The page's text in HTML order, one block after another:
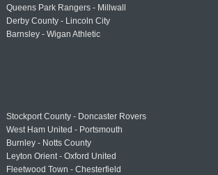
Queens Park Rangers - Millwall
Derby County - Lincoln City
Barnsley - Wigan Athletic
Stockport County - Doncaster Rovers
West Ham United - Portsmouth
Burnley - Notts County
Leyton Orient - Oxford United
Fleetwood Town - Chesterfield